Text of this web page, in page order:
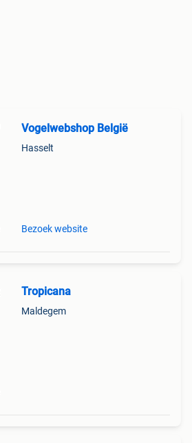
Vogelwebshop België
Hasselt
Bezoek website
Tropicana
Maldegem